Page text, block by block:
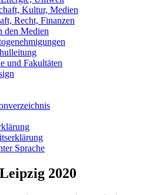
Kultur, Medien
Recht, Finanzen
Medien
und Fakultäten
Sprache
2020